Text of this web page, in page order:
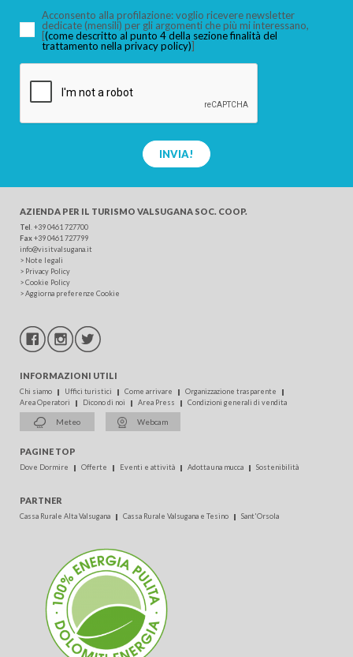
CERCA
Acconsento alla profilazione: voglio ricevere newsletter
dedicate (mensili) per gli argomenti che più mi interessano,
[(come descritto al punto 4 della sezione finalità del
trattamento nella privacy policy)]
INVIA!
AZIENDA PER IL TURISMO VALSUGANA SOC. COOP.
Tel +39 0461 727700
Fax+39 0461 727799
info@visitvalsugana.it
> Note legali
> Privacy Policy
>Cookie Policy
>Aggiorna preferenze Cookie
INFORMAZIONI UTILI
Chi siamo Uffici turistici Come arrivare
Organizzazione trasparente
Area Operatori
Dicono di noi Area Press Condizioni generali di vendita
Meteo Webcam
PAGINE TOP
Dove Dormire Offerte Eventi e attività Adotta una mucca Sostenibilità
PARTNER
Cassa Rurale Alta Valsugana Cassa Rurale Valsugana e Tesino Sant'Orsola